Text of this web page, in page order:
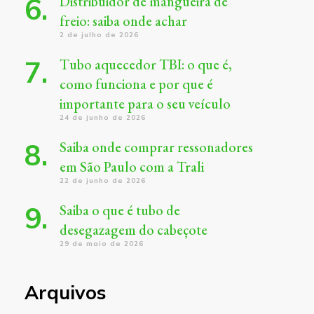
freio: saiba onde achar
2 de julho de 2026
Tubo aquecedor TBI: o que é,
como funciona e por que é
importante para o seu veículo
24 de junho de 2026
Saiba onde comprar ressonadores
em São Paulo com a Trali
22 de junho de 2026
Saiba o que é tubo de
desegazagem do cabeçote
29 de maio de 2026
Arquivos